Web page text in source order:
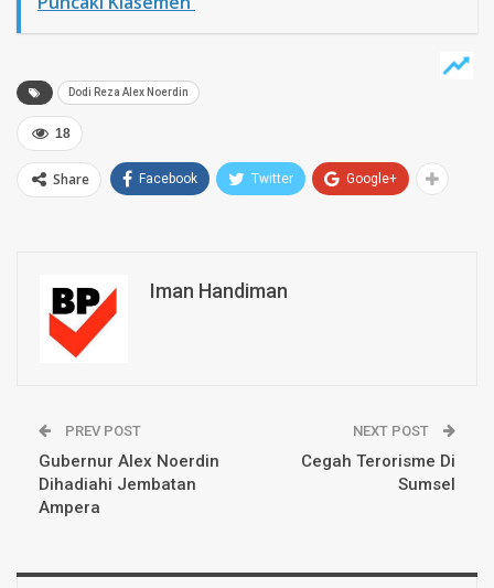
Dodi Reza Alex Noerdin
18
Share Facebook Twitter Google+
Iman Handiman
PREV POST
Gubernur Alex Noerdin
Dihadiahi Jembatan
Ampera
NEXT POST
Cegah Terorisme Di
Sumsel